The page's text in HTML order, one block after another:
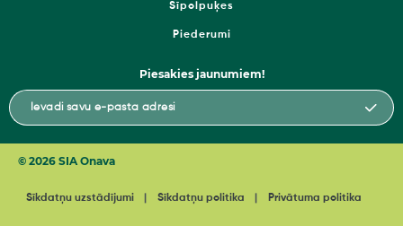
Sīpolpuķes
Piederumi
Piesakies jaunumiem!
© 2026 SIA Onava
Sīkdatņu uzstādījumi Sīkdatņu politika Privātuma politika